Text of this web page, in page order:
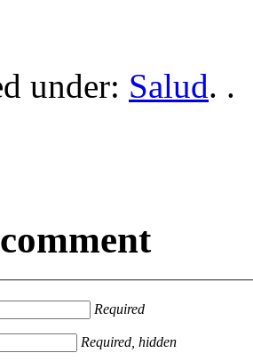
under: Salud. .
Required
Required, hidden